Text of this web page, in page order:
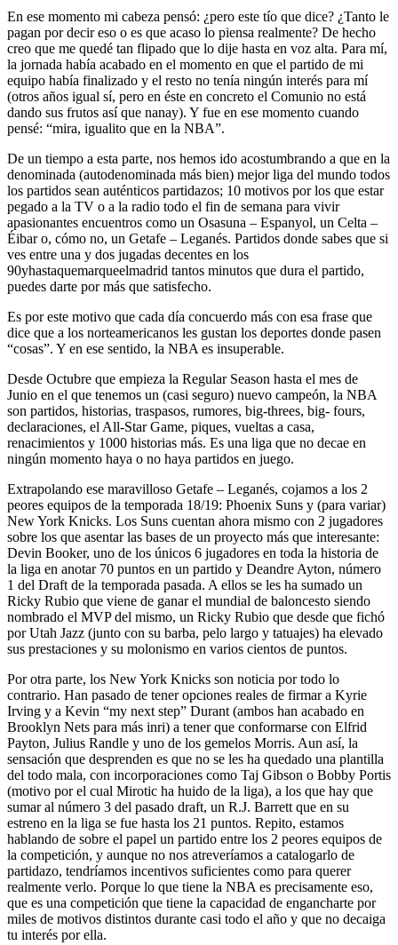
En ese momento mi cabeza pensó: ¿pero este tío que dice? ¿Tanto le
pagan por decir eso o es que acaso lo piensa realmente? De hecho
creo que me quedé tan flipado que lo dije hasta en voz alta. Para mí,
la jornada había acabado en el momento en que el partido de mi
equipo había finalizado y el resto no tenía ningún interés para mí
(otros años igual sí, pero en éste en concreto el Comunio no está
dando sus frutos así que nanay). Y fue en ese momento cuando
pensé: “mira, igualito que en la NBA”.
De un tiempo a esta parte, nos hemos ido acostumbrando a que en la
denominada (autodenominada más bien) mejor liga del mundo todos
los partidos sean auténticos partidazos; 10 motivos por los que estar
pegado a la TV o a la radio todo el fin de semana para vivir
apasionantes encuentros como un Osasuna – Espanyol, un Celta –
Éibar o, cómo no, un Getafe – Leganés. Partidos donde sabes que si
ves entre una y dos jugadas decentes en los
90yhastaquemarqueelmadrid tantos minutos que dura el partido,
puedes darte por más que satisfecho.
Es por este motivo que cada día concuerdo más con esa frase que
dice que a los norteamericanos les gustan los deportes donde pasen
“cosas”. Y en ese sentido, la NBA es insuperable.
Desde Octubre que empieza la Regular Season hasta el mes de
Junio en el que tenemos un (casi seguro) nuevo campeón, la NBA
son partidos, historias, traspasos, rumores, big-threes, big- fours,
declaraciones, el All-Star Game, piques, vueltas a casa,
renacimientos y 1000 historias más. Es una liga que no decae en
ningún momento haya o no haya partidos en juego.
Extrapolando ese maravilloso Getafe – Leganés, cojamos a los 2
peores equipos de la temporada 18/19: Phoenix Suns y (para variar)
New York Knicks. Los Suns cuentan ahora mismo con 2 jugadores
sobre los que asentar las bases de un proyecto más que interesante:
Devin Booker, uno de los únicos 6 jugadores en toda la historia de
la liga en anotar 70 puntos en un partido y Deandre Ayton, número
1 del Draft de la temporada pasada. A ellos se les ha sumado un
Ricky Rubio que viene de ganar el mundial de baloncesto siendo
nombrado el MVP del mismo, un Ricky Rubio que desde que fichó
por Utah Jazz (junto con su barba, pelo largo y tatuajes) ha elevado
sus prestaciones y su molonismo en varios cientos de puntos.
Por otra parte, los New York Knicks son noticia por todo lo
contrario. Han pasado de tener opciones reales de firmar a Kyrie
Irving y a Kevin “my next step” Durant (ambos han acabado en
Brooklyn Nets para más inri) a tener que conformarse con Elfrid
Payton, Julius Randle y uno de los gemelos Morris. Aun así, la
sensación que desprenden es que no se les ha quedado una plantilla
del todo mala, con incorporaciones como Taj Gibson o Bobby Portis
(motivo por el cual Mirotic ha huido de la liga), a los que hay que
sumar al número 3 del pasado draft, un R.J. Barrett que en su
estreno en la liga se fue hasta los 21 puntos. Repito, estamos
hablando de sobre el papel un partido entre los 2 peores equipos de
la competición, y aunque no nos atreveríamos a catalogarlo de
partidazo, tendríamos incentivos suficientes como para querer
realmente verlo. Porque lo que tiene la NBA es precisamente eso,
que es una competición que tiene la capacidad de engancharte por
miles de motivos distintos durante casi todo el año y que no decaiga
tu interés por ella.